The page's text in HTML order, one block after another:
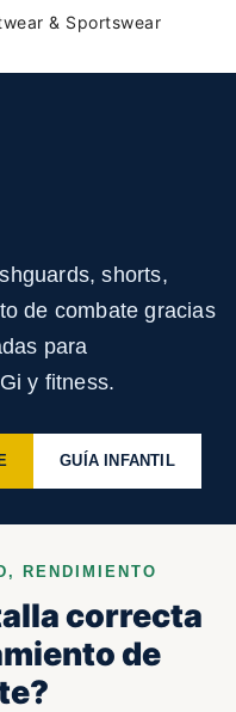
& Sportswear
shorts,
de combate gracias
para
y fitness.
GUÍA INFANTIL
RENDIMIENTO
correcta
de